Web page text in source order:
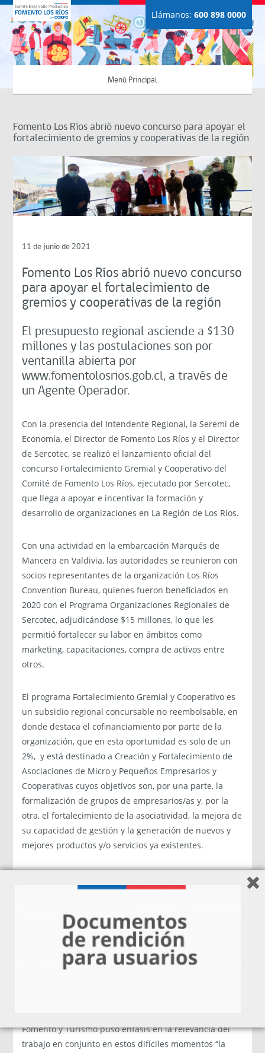
Llámanos: 600 898 0000
Menú Principal
Fomento Los Ríos abrió nuevo concurso para apoyar el
fortalecimiento de gremios y cooperativas de la región
11 de junio de 2021
Fomento Los Ríos abrió nuevo concurso
para apoyar el fortalecimiento de
gremios y cooperativas de la región
El presupuesto regional asciende a $130
millones y las postulaciones son por
ventanilla abierta por
www.fomentolosrios.gob.cl, a través de
un Agente Operador.
Con la presencia del Intendente Regional, la Seremi de
Economía, el Director de Fomento Los Ríos y el Director
de Sercotec, se realizó el lanzamiento oficial del
concurso Fortalecimiento Gremial y Cooperativo del
Comité de Fomento Los Ríos, ejecutado por Sercotec,
que llega a apoyar e incentivar la formación y
desarrollo de organizaciones en La Región de Los Ríos.
Con una actividad en la embarcación Marqués de
Mancera en Valdivia, las autoridades se reunieron con
socios representantes de la organización Los Ríos
Convention Bureau, quienes fueron beneficiados en
2020 con el Programa Organizaciones Regionales de
Sercotec, adjudicándose $15 millones, lo que les
permitió fortalecer su labor en ámbitos como
marketing, capacitaciones, compra de activos entre
otros.
El programa Fortalecimiento Gremial y Cooperativo es
un subsidio regional concursable no reembolsable, en
donde destaca el cofinanciamiento por parte de la
organización, que en esta oportunidad es solo de un
2%, y está destinado a Creación y Fortalecimiento de
Asociaciones de Micro y Pequeños Empresarios y
Cooperativas cuyos objetivos son, por una parte, la
formalización de grupos de empresarios/as y, por la
otra, el fortalecimiento de la asociatividad, la mejora de
su capacidad de gestión y la generación de nuevos y
mejores productos y/o servicios ya existentes.
Región de Los Ríos, César Asenjo destacó “estamos muy
Fortalecimiento Gremial y Cooperativo para la Región
de Los Ríos, ya que lógicamente la reactivación
económica gradual y sistemática con mucha
responsabilidad y cuidado sanitario nos va a permitir
Fomento y Turismo puso énfasis en la relevancia del
trabajo en conjunto en estos difíciles momentos “la